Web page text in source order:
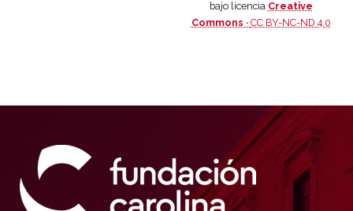
bajo licencia Creative
Commons · CC BY-NC-ND 4.0